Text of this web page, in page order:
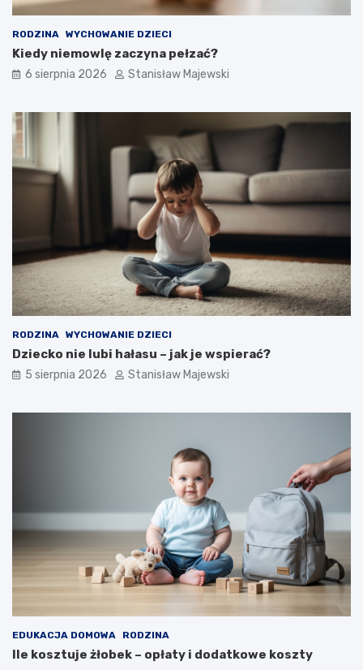
RODZINA WYCHOWANIE DZIECI
Kiedy niemowlę zaczyna pełzać?
6 sierpnia 2026 Stanisław Majewski
RODZINA WYCHOWANIE DZIECI
Dziecko nie lubi hałasu – jak je wspierać?
5 sierpnia 2026 Stanisław Majewski
EDUKACJA DOMOWA RODZINA
Ile kosztuje żłobek – opłaty i dodatkowe koszty